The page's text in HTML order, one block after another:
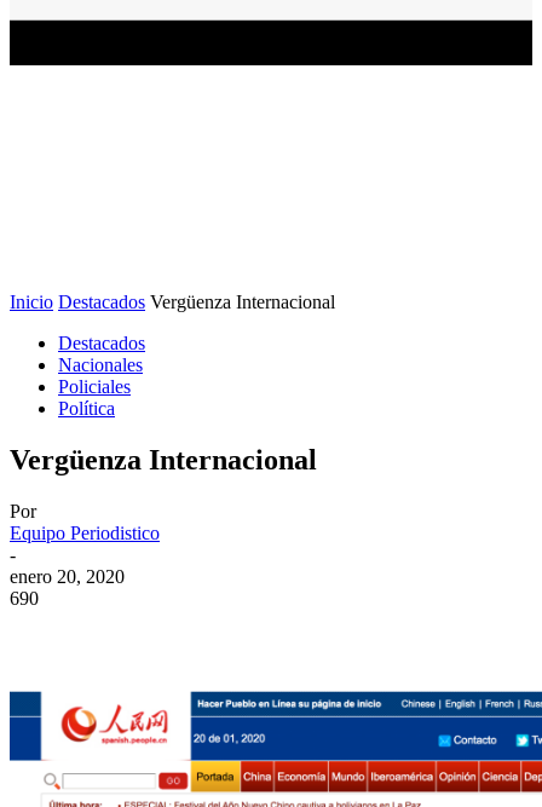
Inicio Destacados Vergüenza Internacional
Destacados
Nacionales
Policiales
Política
Vergüenza Internacional
Por
Equipo Periodistico
-
enero 20, 2020
690